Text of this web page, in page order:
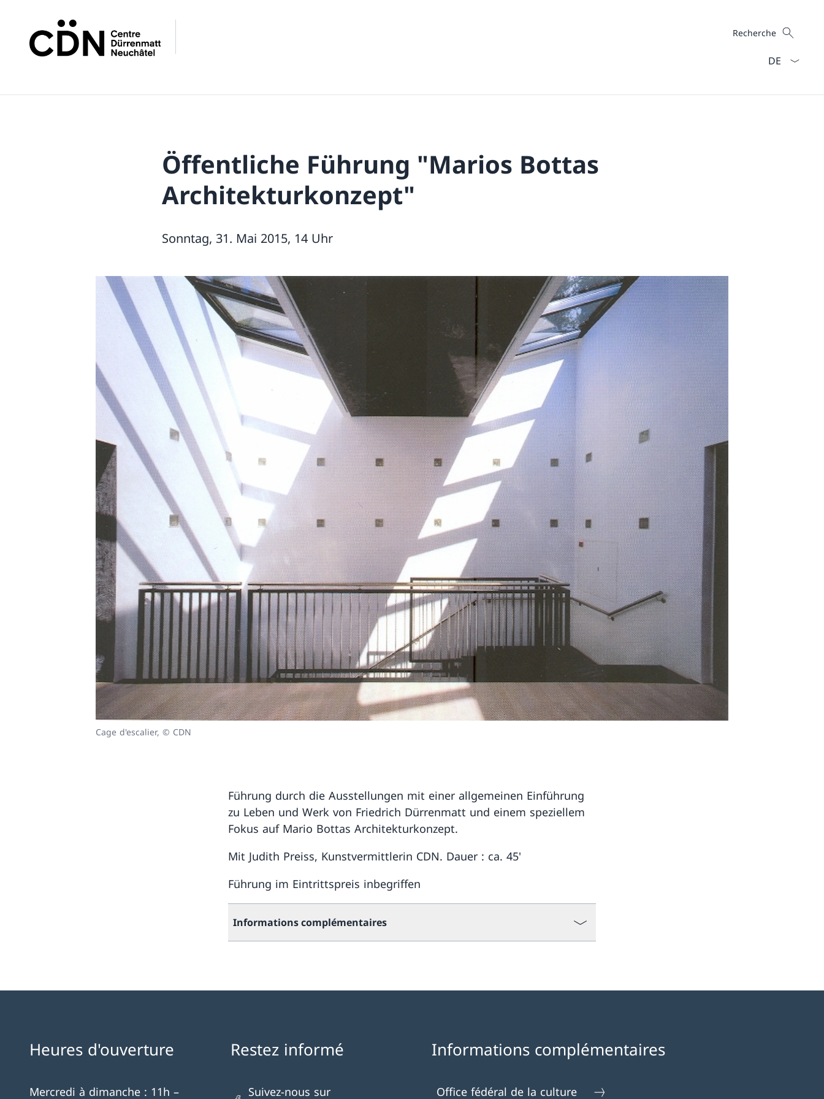
Recherche
Recherche
Öffentliche Führung "Marios Bottas
Architekturkonzept"
Sonntag, 31. Mai 2015, 14 Uhr
Cage d'escalier, © CDN
Führung durch die Ausstellungen mit einer allgemeinen Einführung
zu Leben und Werk von Friedrich Dürrenmatt und einem speziellem
Fokus auf Mario Bottas Architekturkonzept.
Mit Judith Preiss, Kunstvermittlerin CDN. Dauer : ca. 45'
Führung im Eintrittspreis inbegriffen
Informations complémentaires
Heures d'ouverture
Mercredi à dimanche : 11h –
Restez informé
Suivez-nous sur
Informations complémentaires
Office fédéral de la culture